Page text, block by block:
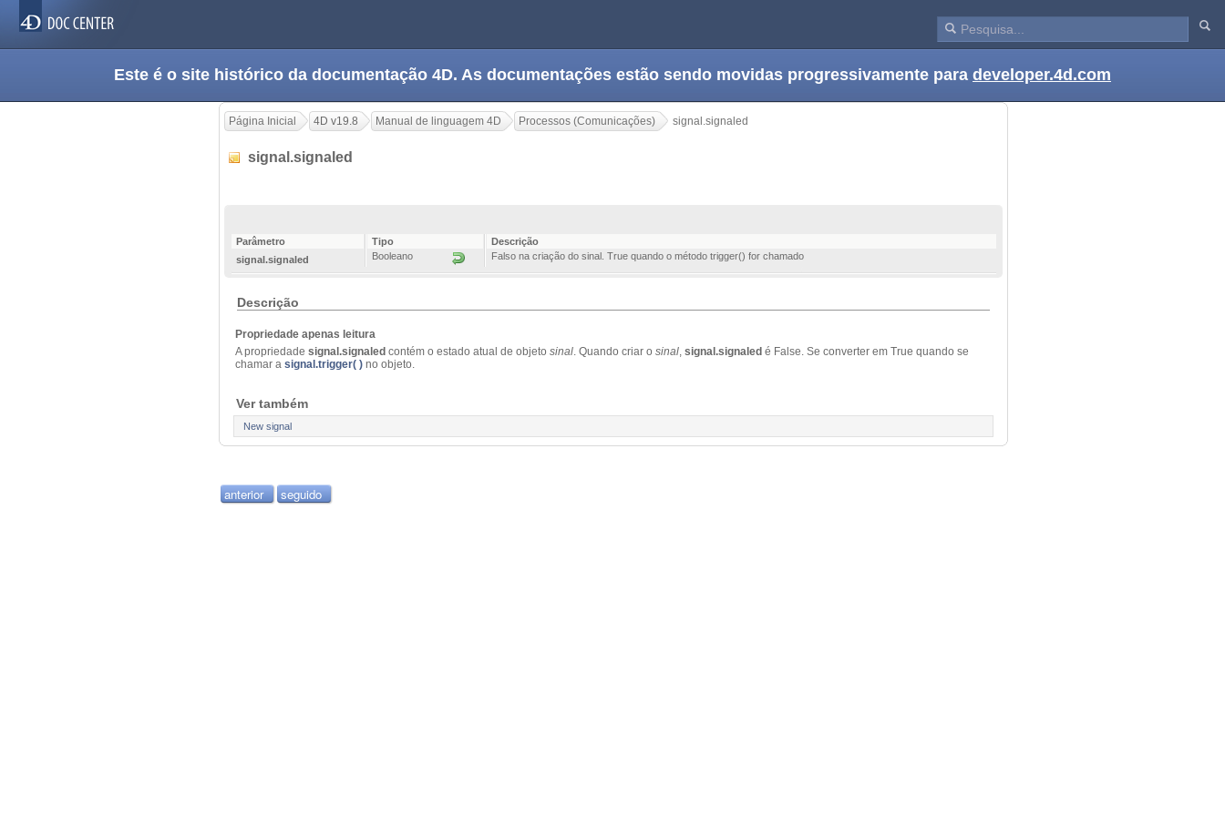
Este é o site histórico da documentação 4D. As documentações estão sendo movidas progressivamente para developer.4d.com
Página Inicial 4D v19.8 Manual de linguagem 4D Processos (Comunicações) signal.signaled
signal.signaled
Parâmetro Tipo
Descrição
signal.signaled
Booleano Falso na criação do sinal. True quando o método trigger() for chamado
Descrição
Propriedade apenas leitura
A propriedade signal.signaled contém o estado atual de objeto sinal. Quando criar o sinal, signal.signaled é False. Se converter em True quando se
chamar a signal.trigger( ) no objeto.
Ver também
New signal
anterior seguido